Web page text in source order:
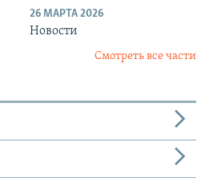
26 МАРТА 2026
Новости
Смотреть все части